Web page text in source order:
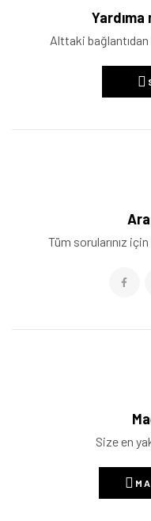
Yardıma
Alttaki
Tüm sorularınız
Size en